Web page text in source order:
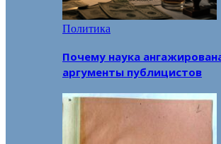
Политика
Почему наука
аргументы публицистов